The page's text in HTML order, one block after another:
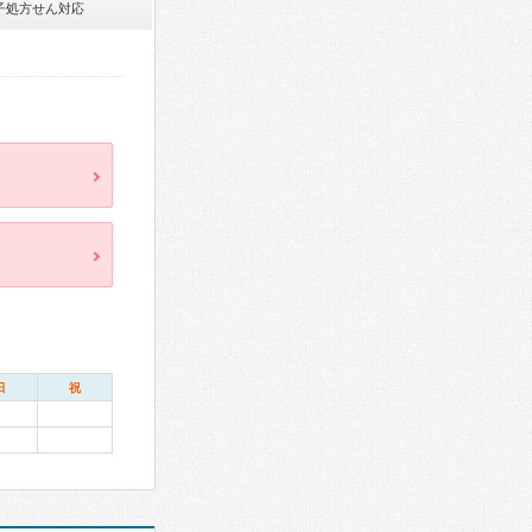
処方せん対応
祝